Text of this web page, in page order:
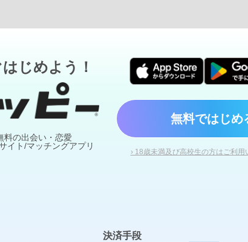
じめよう！
料の出会い・恋愛
イト/マッチングアプリ
無料ではじめ
› 18歳未満及び高校生の方はご利用
決済手段